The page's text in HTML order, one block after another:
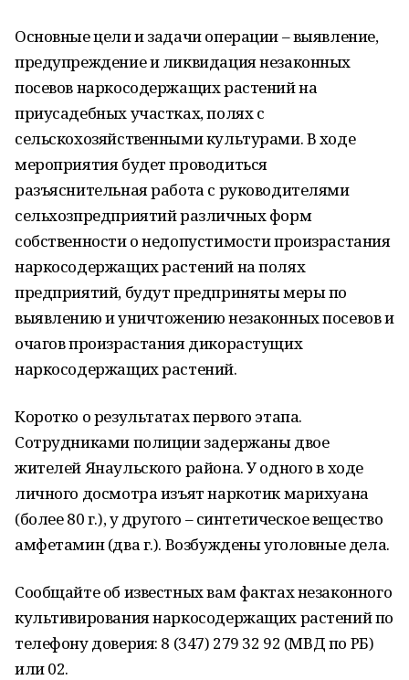
Основные цели и задачи операции – выявление,
предупреждение и ликвидация незаконных
посевов наркосодержащих растений на
приусадебных участках, полях с
сельскохозяйственными культурами. В ходе
мероприятия будет проводиться
разъяснительная работа с руководителями
сельхозпредприятий различных форм
собственности о недопустимости произрастания
наркосодержащих растений на полях
предприятий, будут предприняты меры по
выявлению и уничтожению незаконных посевов и
очагов произрастания дикорастущих
наркосодержащих растений.
Коротко о результатах первого этапа.
Сотрудниками полиции задержаны двое
жителей Янаульского района. У одного в ходе
личного досмотра изъят наркотик марихуана
(более 80 г.), у другого – синтетическое вещество
амфетамин (два г.). Возбуждены уголовные дела.
Сообщайте об известных вам фактах незаконного
культивирования наркосодержащих растений по
телефону доверия: 8 (347) 279 32 92 (МВД по РБ)
или 02.